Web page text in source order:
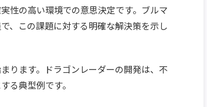
性の高い環境での意思決定です。ブルマ
、この課題に対する明確な解決策を示し
ります。ドラゴンレーダーの開発は、不
る典型例です。